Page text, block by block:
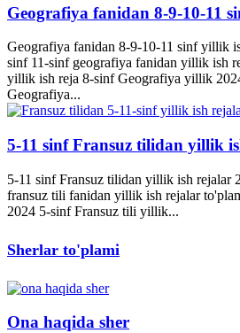
Geografiya fanidan 8-9-10-11
Geografiya fanidan 8-9-10-11 sinf yillik
sinf 11-sinf geografiya fanidan yillik ish
yillik ish reja 8-sinf Geografiya yillik
Geografiya...
5-11 sinf Fransuz tilidan yillik
5-11 sinf Fransuz tilidan yillik ish rejalar
fransuz tili fanidan yillik ish rejalar
2024 5-sinf Fransuz tili yillik...
Sherlar to'plami
Ona haqida sher